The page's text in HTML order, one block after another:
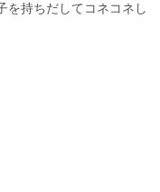
を持ちだしてコネコネし